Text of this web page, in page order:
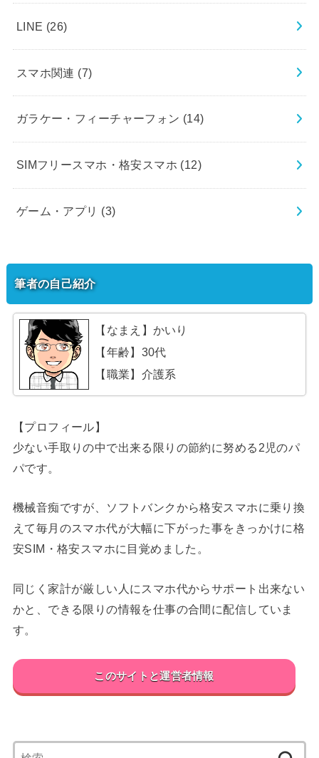
LINE (26)
スマホ関連 (7)
ガラケー・フィーチャーフォン (14)
SIMフリースマホ・格安スマホ (12)
ゲーム・アプリ (3)
筆者の自己紹介
【なまえ】かいり
【年齢】30代
【職業】介護系
【プロフィール】
少ない手取りの中で出来る限りの節約に努める2児のパ
パです。
機械音痴ですが、ソフトバンクから格安スマホに乗り換
えて毎月のスマホ代が大幅に下がった事をきっかけに格
安SIM・格安スマホに目覚めました。
同じく家計が厳しい人にスマホ代からサポート出来ない
かと、できる限りの情報を仕事の合間に配信していま
す。
このサイトと運営者情報